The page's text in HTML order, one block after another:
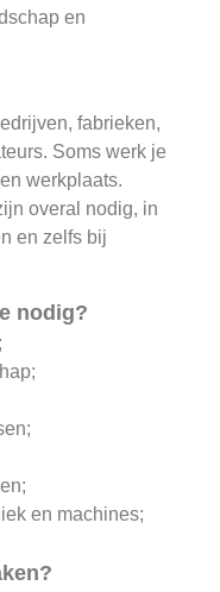
en
fabrieken,
Soms werk je
werkplaats.
overal nodig, in
en zelfs bij
nodig?
en machines;